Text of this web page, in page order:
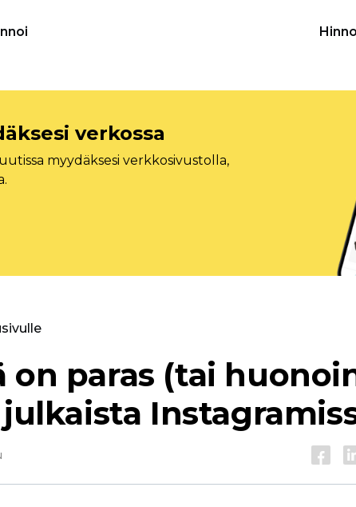
verkossa
myydäksesi verkkosivustolla,
on paras (tai